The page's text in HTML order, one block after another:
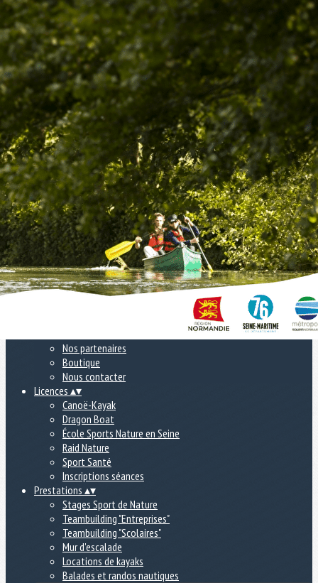
Exporter les lignes sélectionnées
Exporter toutes les colonnes
Exporter uniquement les colonnes affichées
Menu
<
>
À la une
Le Club
Nos partenaires
Boutique
Nous contacter
Ajoutez un logo, un bouton, des réseaux sociaux
Cliquez pour éditer
Nos partenaires
Boutique
Nous contacter
Licences ▴▾
Canoë-Kayak
Dragon Boat
École Sports Nature en Seine
Raid Nature
Sport Santé
Inscriptions séances
Prestations ▴▾
Stages Sport de Nature
Teambuilding "Entreprises"
Teambuilding "Scolaires"
Mur d'escalade
Locations de kayaks
Balades et randos nautiques